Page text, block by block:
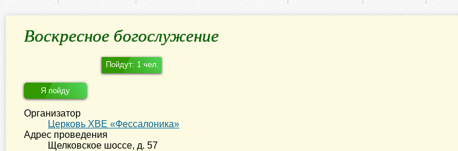
Воскресное богослужение
Пойдут: 1 чел.
Я пойду
Организатор
Церковь ХВЕ «Фессалоника»
Адрес проведения
Щелковское шоссе, д. 57